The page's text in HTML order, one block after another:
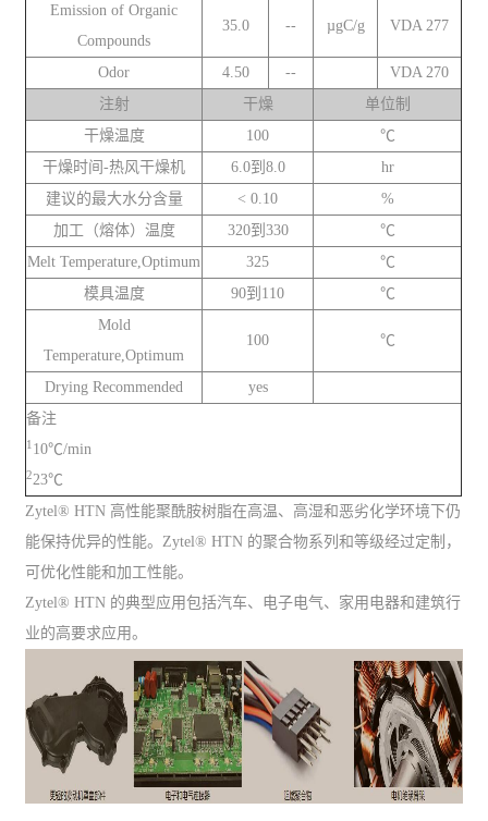
Emission of Organic
Compounds
35.0 -- µgC/g VDA 277
Odor 4.50 --
VDA 270
注射
干燥
单位制
干燥温度
100
℃
干燥时间-热风干燥机
6.0到8.0
hr
建议的最大水分含量
< 0.10
%
加工（熔体）温度
320到330
℃
Melt Temperature,Optimum
325
℃
模具温度
90到110
℃
Mold
Temperature,Optimum
100 ℃
Drying Recommended
yes
备注
1 10℃/min
223℃
Zytel® HTN 高性能聚酰胺树脂在高温、高湿和恶劣化学环境下仍
能保持优异的性能。Zytel® HTN 的聚合物系列和等级经过定制，
可优化性能和加工性能。
Zytel® HTN 的典型应用包括汽车、电子电气、家用电器和建筑行
业的高要求应用。